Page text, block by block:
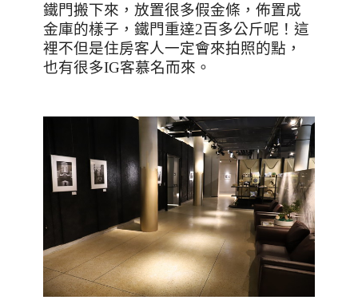
鐵門搬下來，放置很多假金條，佈置成
金庫的樣子，鐵門重達2百多公斤呢！這
裡不但是住房客人一定會來拍照的點，
也有很多IG客慕名而來。